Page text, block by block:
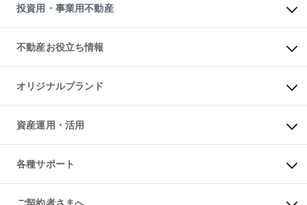
English 繁体中文簡体中文
不動産買換えの流れ
売却ガイド
マンション賃料データ
賃貸管理プラン
リロケーションについて
貸すガイド
投資用・事業用不動産
事業用不動産
マンション投資
投資用マンション
アパート経営
収益物件
ビル購入（ビル一棟）
投資用不動産の売却査定
事業用不動産の売却査定
不動産お役立ち情報
マンションライブラリー
人気マンションランキング
暮らしに役立つ不動産メディア
不動産相場・不動産価格情報
不動産コラム・ニュース
不動産用語集
不動産なんでもネット相談室
住まいの税金
オリジナルブランド
一棟リノベーションマンション
L`GENTE（ルジェンテ）
区分リノベーションマンション
投資用一棟レジデンスWELL
不動産小口投資
LEGACIA（レガシア）
資産運用・活用
不動産M&A
アセットマネジメント・出資
各種サポート
相続サポート